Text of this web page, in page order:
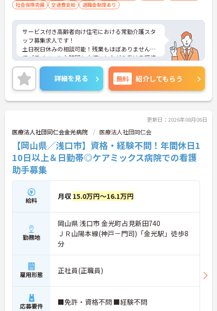
社会保険完備
交通費支給 退職金制度あり
サービス付き高齢者向け住宅における常勤介護スタ
ッフ募集求人です！
土日祝日休みの相談可能！残業もほぼありませんの
でプライベートな時間も大切にしながら働ける環境
です！
ご興味ある方には、面接のポイントなど、さらに詳
細をお話致しますのでお気軽にご相談ください。
詳細を見る 無料 紹介してもらう
更新日：2026年08月06日
医療法人社団同仁会金光病院 医療法人社団同仁会
【岡山県／浅口市】資格・経験不問！年間休日1
10日以上＆日勤帯◎ケアミックス病院での看護
助手募集
給料 月収 15.0万円～16.1万円
勤務地
岡山県 浅口市 金光町占見新田740
ＪＲ山陽本線(神戸－門司)「金光駅」徒歩8
分
雇用形態 正社員(正職員)
応募要件 ■免許・資格不問 ■経験不問